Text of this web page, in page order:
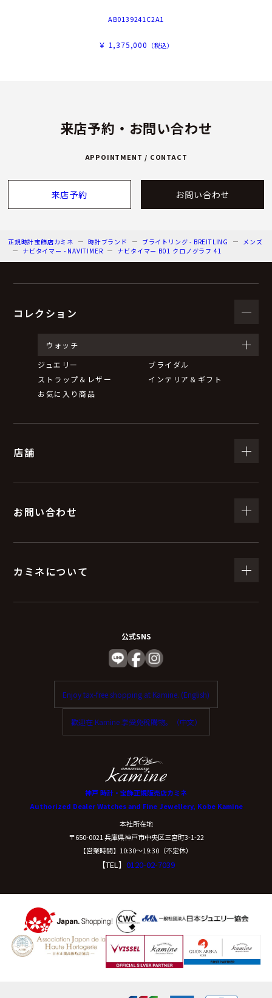
AB0139241C2A1
￥ 1,375,000 （税込）
来店予約・お問い合わせ
APPOINTMENT / CONTACT
来店予約 お問い合わせ
正規時計宝飾店カミネ 時計ブランド ブライトリング - BREITLING
メンズ
ナビタイマー - NAVITIMER
ナビタイマー B01 クロノグラフ 41
コレクション
ウォッチ
ジュエリー
ブライダル
ストラップ＆レザー
インテリア＆ギフト
お気に入り商品
店舗
お問い合わせ
カミネについて
公式SNS
Enjoy tax-free shopping at Kamine. (English)
歡迎在 Kamine 享受免稅購物。（中文）
神戸 時計・宝飾正規販売店カミネ
Authorized Dealer Watches and Fine Jewellery, Kobe Kamine
本社所在地
〒650-0021 兵庫県神戸市中央区三宮町3-1-22
【営業時間】10:30〜19:30（不定休）
【TEL】 0120-02-7039